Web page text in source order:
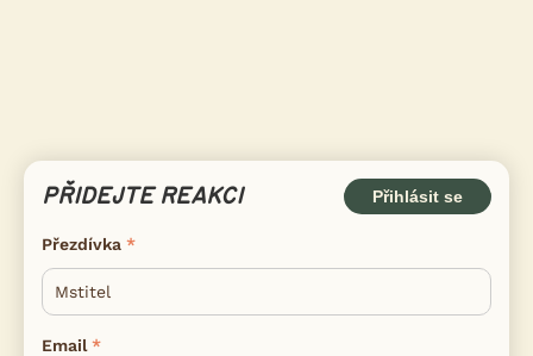
PŘIDEJTE REAKCI Přihlásit se
Přezdívka
Email